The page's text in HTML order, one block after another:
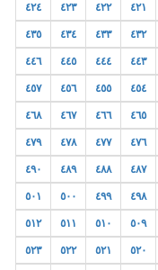
٤٢١ ٤٢٢ ٤٢٣ ٤٢٤
٤٣٢ ٤٣٣ ٤٣٤ ٤٣٥
٤٤٣ ٤٤٤ ٤٤٥ ٤٤٦
٤٥٤ ٤٥٥ ٤٥٦ ٤٥٧
٤٦٥ ٤٦٦ ٤٦٧ ٤٦٨
٤٧٦ ٤٧٧ ٤٧٨ ٤٧٩
٤٨٧ ٤٨٨ ٤٨٩ ٤٩٠
٤٩٨ ٤٩٩ ٥٠٠ ٥٠١
٥٠٩ ٥١٠ ٥١١ ٥١٢
٥٢٠ ٥٢١ ٥٢٢ ٥٢٣